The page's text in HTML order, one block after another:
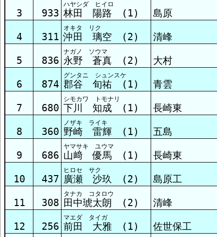
3 933
ハヤシダ ヒイロ
林田 陽路 (1) 島原
4 311
オキタ リク
沖田 璃空 (2) 清峰
5 836
ナガノ ソウマ
永野 蒼真 (2) 大村
6 874
グンタニ シュンスケ
郡谷 旬祐 (1) 青雲
7 680
シモカワ トモナリ
下川 知成 (1) 長崎東
8 360
ノザキ ライキ
野崎 雷輝 (1) 五島
9 686
ヤマサキ ユウマ
山﨑 優馬 (1) 長崎東
10 437
ヒロセ サク
廣瀬 沙玖 (2) 島原工
11 308
タナカ コタロウ
田中琥太朗 (2) 清峰
12 256
マエダ タイガ
前田 大雅 (1) 佐世保工